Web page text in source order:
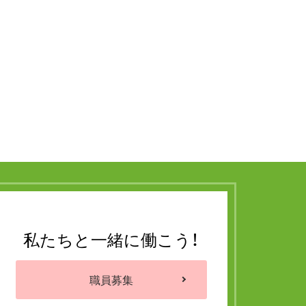
私たちと一緒に働こう！
職員募集